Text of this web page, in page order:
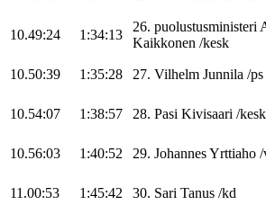
10.49:24 1:34:13
26. puolustusministeri
Kaikkonen /kesk
10.50:39 1:35:28 27. Vilhelm Junnila /ps
10.54:07 1:38:57 28. Pasi Kivisaari /kesk
10.56:03 1:40:52 29. JohannesYrttiaho /
11.00:53 1:45:42 30. Sari Tanus /kd